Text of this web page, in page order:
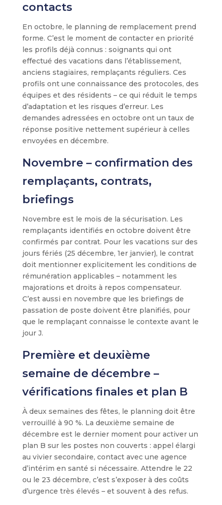
contacts
En octobre, le planning de remplacement prend
forme. C’est le moment de contacter en priorité
les profils déjà connus : soignants qui ont
effectué des vacations dans l’établissement,
anciens stagiaires, remplaçants réguliers. Ces
profils ont une connaissance des protocoles, des
équipes et des résidents – ce qui réduit le temps
d’adaptation et les risques d’erreur. Les
demandes adressées en octobre ont un taux de
réponse positive nettement supérieur à celles
envoyées en décembre.
Novembre – confirmation des
remplaçants, contrats,
briefings
Novembre est le mois de la sécurisation. Les
remplaçants identifiés en octobre doivent être
confirmés par contrat. Pour les vacations sur des
jours fériés (25 décembre, 1er janvier), le contrat
doit mentionner explicitement les conditions de
rémunération applicables – notamment les
majorations et droits à repos compensateur.
C’est aussi en novembre que les briefings de
passation de poste doivent être planifiés, pour
que le remplaçant connaisse le contexte avant le
jour J.
Première et deuxième
semaine de décembre –
vérifications finales et plan B
À deux semaines des fêtes, le planning doit être
verrouillé à 90 %. La deuxième semaine de
décembre est le dernier moment pour activer un
plan B sur les postes non couverts : appel élargi
au vivier secondaire, contact avec une agence
d’intérim en santé si nécessaire. Attendre le 22
ou le 23 décembre, c’est s’exposer à des coûts
d’urgence très élevés – et souvent à des refus.